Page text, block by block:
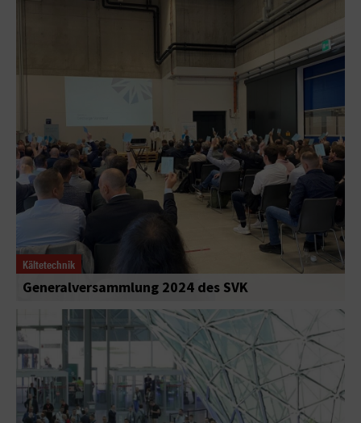
Kältetechnik
Generalversammlung 2024 des SVK